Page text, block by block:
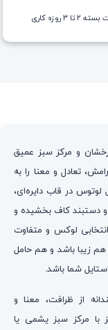
تا ۳ روزه کاری
و مرکز سبز عمیق
تعادل و معنا را به
لوتوس در قاب دایره‌ای،
و دستبند کاف بخشیده و
لوکس و متفاوت
هم زیبا باشد و هم حامل
شما باشد.
از ظرافت، معنا و
مرکز سبز یشمی یا